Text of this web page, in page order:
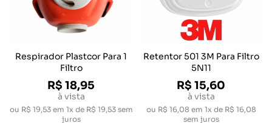
Respirador Plastcor Para 1
Filtro
R$ 18,95
à vista
ou R$ 19,53em 1x de R$ 19,53 sem
juros
Retentor 501 3M Para Filtro
5N11
R$ 15,60
à vista
ou R$ 16,08 em 1x de R$ 16,08
sem juros